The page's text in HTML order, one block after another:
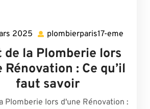
2025 02
mars
2025
plombierparis17-eme
de la Plomberie lors
Rénovation : Ce qu’il
faut savoir
Plomberie lors d'une Rénovation :